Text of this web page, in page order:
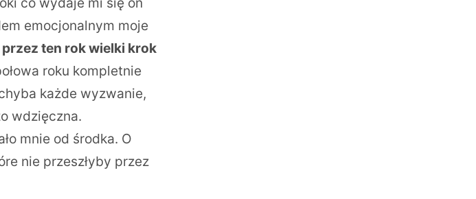
emocjonalnym moje
przez ten rok wielki krok
roku kompletnie
każde wyzwanie,
wdzięczna.
mnie od środka. O
nie przeszłyby przez